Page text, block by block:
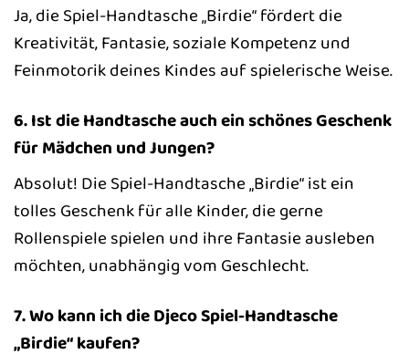
Ja, die Spiel-Handtasche „Birdie“ fördert die
Kreativität, Fantasie, soziale Kompetenz und
Feinmotorik deines Kindes auf spielerische Weise.
6. Ist die Handtasche auch ein schönes Geschenk
für Mädchen und Jungen?
Absolut! Die Spiel-Handtasche „Birdie“ ist ein
tolles Geschenk für alle Kinder, die gerne
Rollenspiele spielen und ihre Fantasie ausleben
möchten, unabhängig vom Geschlecht.
7. Wo kann ich die Djeco Spiel-Handtasche
„Birdie“ kaufen?